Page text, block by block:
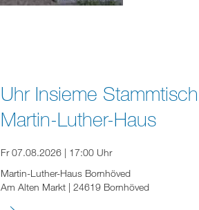
Uhr Insieme
Martin-Luther-Haus
Fr 07.08.2026 | 17:00 Uhr
Martin-Luther-Haus Bornhöved
Am Alten Markt | 24619 Bornhöved